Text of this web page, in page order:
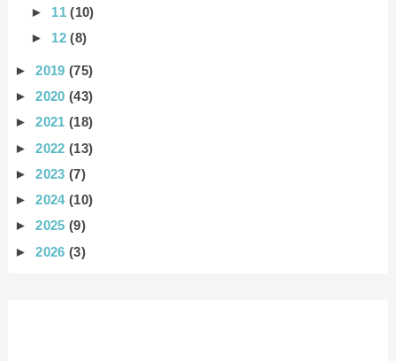
► 11(10)
► 12(8)
►2019(75)
►2020(43)
►2021(18)
►2022(13)
►2023(7)
►2024(10)
►2025(9)
►2026(3)